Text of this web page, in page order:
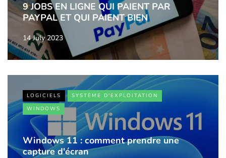
9 JOBS EN LIGNE QUI PAIENT PAR
PAYPAL ET QUI PAIENT BIEN
14 July 2023
LOGICIELS
SYSTÈME D'EXPLOITATION
WINDOWS
Windows 11 : comment prendre une
capture d'écran